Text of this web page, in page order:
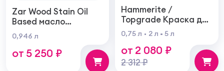
Zar Wood Stain Oil
Based масло
тонирующая по
дереву
0,946 л
от 5 250 ₽
Hammerite /
Topgrade Краска для
металла с
молотковым
эффектом
0,75 л 2 л 5 л
от 2 080 ₽
2 312 ₽